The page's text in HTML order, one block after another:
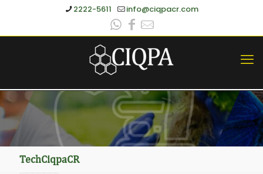
2222-5611 info@ciqpacr.com
TechCiqpaCR